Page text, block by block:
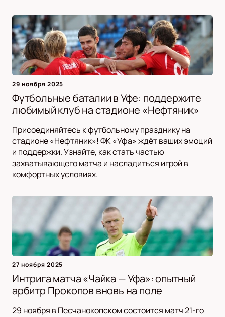
29 ноября 2025
Футбольные баталии в Уфе: поддержите
любимый клуб на стадионе «Нефтяник»
Присоединяйтесь к футбольному празднику на
стадионе «Нефтяник»! ФК «Уфа» ждёт ваших эмоций
и поддержки. Узнайте, как стать частью
захватывающего матча и насладиться игрой в
комфортных условиях.
27 ноября 2025
Интрига матча «Чайка — Уфа»: опытный
арбитр Прокопов вновь на поле
29 ноября в Песчанокопском состоится матч 21-го